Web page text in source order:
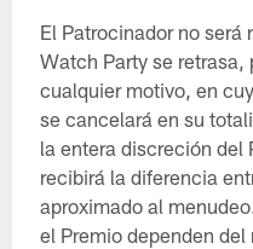
El Patrocinador no será
Watch Party se retrasa,
cualquier motivo, en
se cancelará en su
la entera discreción del
recibirá la diferencia
aproximado al
el Premio dependen